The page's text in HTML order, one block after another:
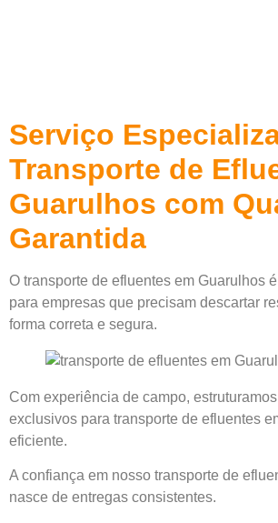
Serviço
Transporte de
Guarulhos com
Garantida
O transporte de efluentes em Guarulhos
para empresas que precisam descartar
forma correta e segura.
Com experiência de campo,
exclusivos para transporte de efluentes
eficiente.
A confiança em nosso transporte de
nasce de entregas consistentes.